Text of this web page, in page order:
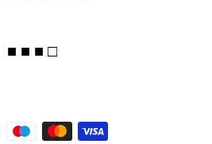
■ ■ ■ □